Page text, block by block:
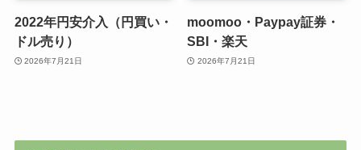
2022年円安介入（円買い・
ドル売り）
2026年7月21日
moomoo・Paypay証券・
SBI・楽天
2026年7月21日